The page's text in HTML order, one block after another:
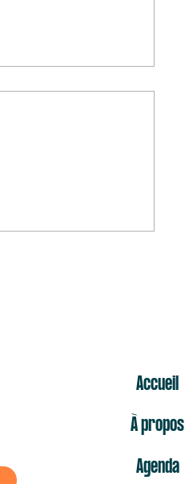
Accueil
À propos
Agenda